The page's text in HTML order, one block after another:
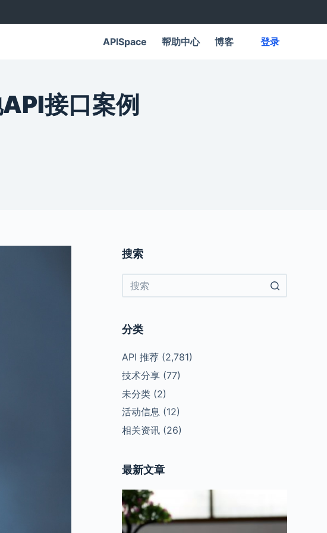
APISpace 帮助中心 博客 登录
接口案例
搜索
分类
API 推荐(2,781)
技术分享(77)
未分类(2)
活动信息 (12)
相关资讯(26)
最新文章